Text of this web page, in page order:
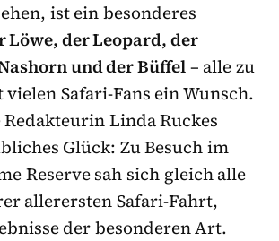
ist ein besonderes
Löwe, der Leopard, der
und der Büffel– alle zu
Safari-Fans ein Wunsch.
Linda Ruckes
Glück: Zu Besuch im
Reserve sah sich gleich alle
allerersten Safari-Fahrt,
der besonderen Art.